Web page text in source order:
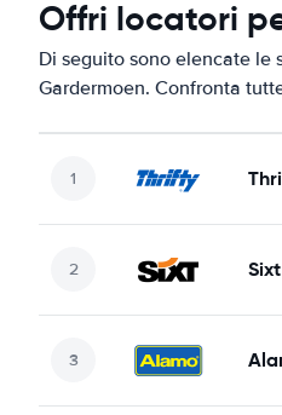
Offri locatori
Di seguito sono elencate
Gardermoen. Confronta
Sixt